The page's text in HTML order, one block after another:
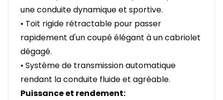
une conduite dynamique et sportive.
• Toit rigide rétractable pour passer
rapidement d'un coupé élégant à un cabriolet
dégagé.
• Système de transmission automatique
rendant la conduite fluide et agréable.
Puissance et rendement: